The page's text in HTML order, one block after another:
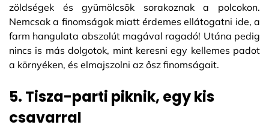
zöldségek és gyümölcsök sorakoznak a polcokon.
Nemcsak a finomságok miatt érdemes ellátogatni ide, a
farm hangulata abszolút magával ragadó! Utána pedig
nincs is más dolgotok, mint keresni egy kellemes padot
a környéken, és elmajszolni az ősz finomságait.
5. Tisza-parti piknik, egy kis
csavarral